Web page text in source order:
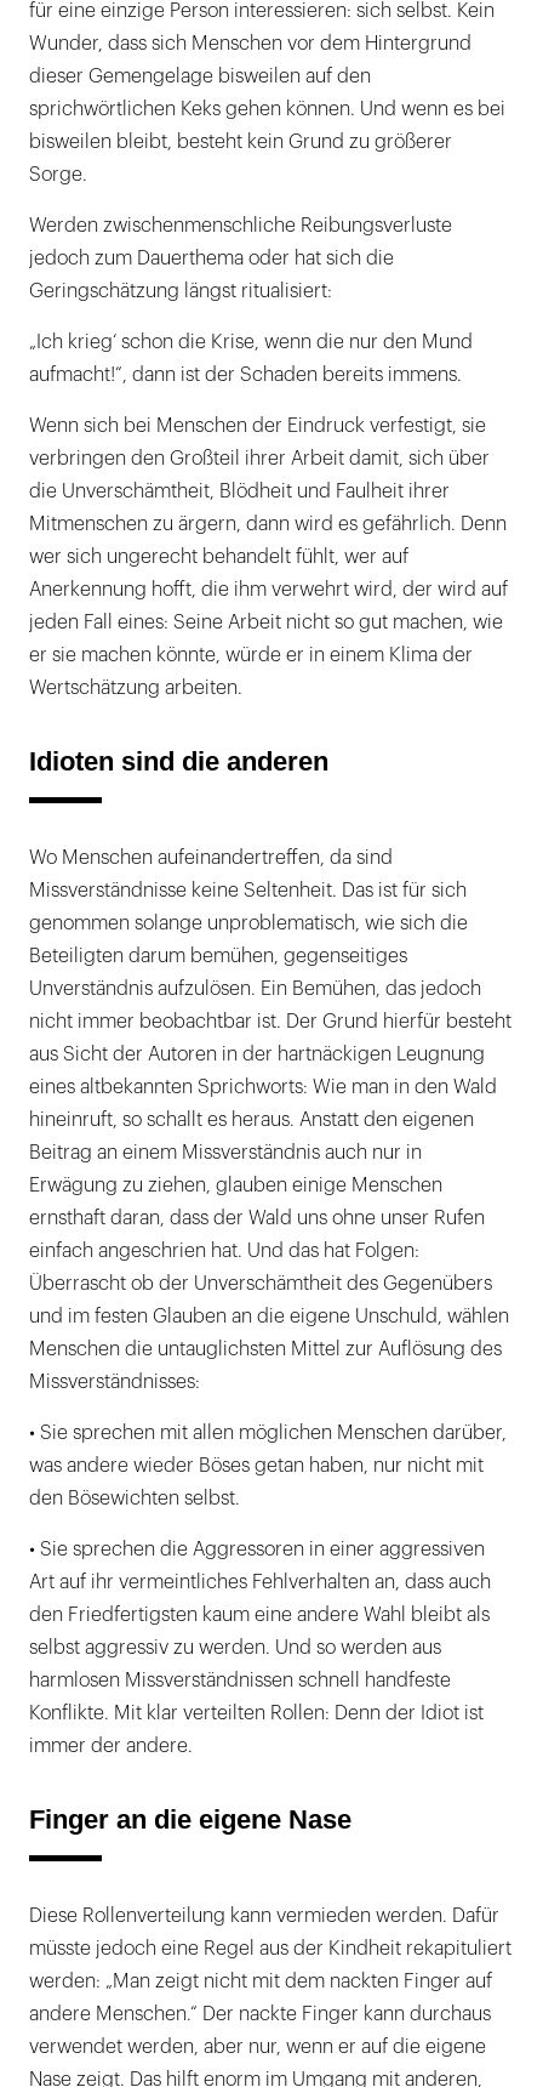
für eine einzige Person interessieren: sich selbst. Kein
Wunder, dass sich Menschen vor dem Hintergrund
dieser Gemengelage bisweilen auf den
sprichwörtlichen Keks gehen können. Und wenn es bei
bisweilen bleibt, besteht kein Grund zu größerer
Sorge.
Werden zwischenmenschliche Reibungsverluste
jedoch zum Dauerthema oder hat sich die
Geringschätzung längst ritualisiert:
„Ich krieg‘ schon die Krise, wenn die nur den Mund
aufmacht!“, dann ist der Schaden bereits immens.
Wenn sich bei Menschen der Eindruck verfestigt, sie
verbringen den Großteil ihrer Arbeit damit, sich über
die Unverschämtheit, Blödheit und Faulheit ihrer
Mitmenschen zu ärgern, dann wird es gefährlich. Denn
wer sich ungerecht behandelt fühlt, wer auf
Anerkennung hofft, die ihm verwehrt wird, der wird auf
jeden Fall eines: Seine Arbeit nicht so gut machen, wie
er sie machen könnte, würde er in einem Klima der
Wertschätzung arbeiten.
Idioten sind die anderen
Wo Menschen aufeinandertreffen, da sind
Missverständnisse keine Seltenheit. Das ist für sich
genommen solange unproblematisch, wie sich die
Beteiligten darum bemühen, gegenseitiges
Unverständnis aufzulösen. Ein Bemühen, das jedoch
nicht immer beobachtbar ist. Der Grund hierfür besteht
aus Sicht der Autoren in der hartnäckigen Leugnung
eines altbekannten Sprichworts: Wie man in den Wald
hineinruft, so schallt es heraus. Anstatt den eigenen
Beitrag an einem Missverständnis auch nur in
Erwägung zu ziehen, glauben einige Menschen
ernsthaft daran, dass der Wald uns ohne unser Rufen
einfach angeschrien hat. Und das hat Folgen:
Überrascht ob der Unverschämtheit des Gegenübers
und im festen Glauben an die eigene Unschuld, wählen
Menschen die untauglichsten Mittel zur Auflösung des
Missverständnisses:
• Sie sprechen mit allen möglichen Menschen darüber,
was andere wieder Böses getan haben, nur nicht mit
den Bösewichten selbst.
• Sie sprechen die Aggressoren in einer aggressiven
Art auf ihr vermeintliches Fehlverhalten an, dass auch
den Friedfertigsten kaum eine andere Wahl bleibt als
selbst aggressiv zu werden. Und so werden aus
harmlosen Missverständnissen schnell handfeste
Konflikte. Mit klar verteilten Rollen: Denn der Idiot ist
immer der andere.
Finger an die eigene Nase
Diese Rollenverteilung kann vermieden werden. Dafür
müsste jedoch eine Regel aus der Kindheit rekapituliert
werden: „Man zeigt nicht mit dem nackten Finger auf
andere Menschen.“ Der nackte Finger kann durchaus
verwendet werden, aber nur, wenn er auf die eigene
Nase zeigt. Das hilft enorm im Umgang mit anderen,